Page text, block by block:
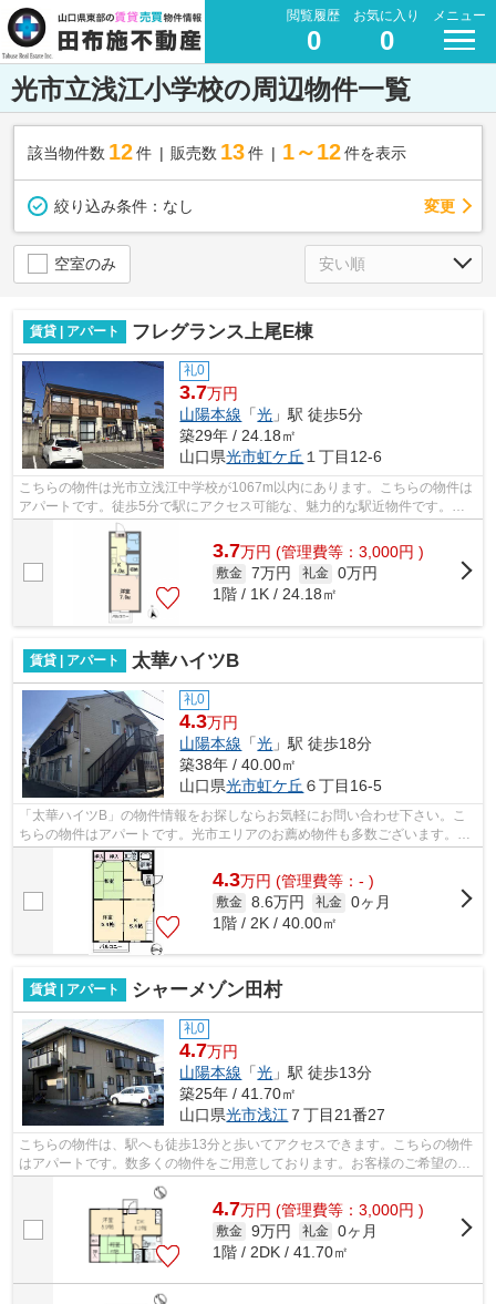
閲覧履歴
0
お気に入り
0
メニュー
光市立浅江小学校の周辺物件一覧
該当物件数 12件 販売数 13 件 1～12 件を表示
絞り込み条件： なし 変更
空室のみ
賃貸 | アパート フレグランス上尾E棟
礼0
3.7万円
山陽本線 「光 」駅 徒歩5分
築29年 / 24.18㎡
山口県光市虹ケ丘 １丁目12-6
こちらの物件は光市立浅江中学校が1067m以内にあります。こちらの物件は
アパートです。徒歩5分で駅にアクセス可能な、魅力的な駅近物件です。敷
地内にゴミ置き場を備えているので敷地...
3.7万円 (管理費等：3,000円 )
敷金 7万円 礼金 0万円
1階 / 1K / 24.18㎡
賃貸 | アパート 太華ハイツB
礼0
4.3万円
山陽本線 「光 」駅 徒歩18分
築38年 / 40.00㎡
山口県光市虹ケ丘 ６丁目16-5
「太華ハイツB」の物件情報をお探しならお気軽にお問い合わせ下さい。こ
ちらの物件はアパートです。光市エリアのお薦め物件も多数ございます。山
陽本線光周辺のおすすめ物件情報も豊富...
4.3万円 (管理費等：- )
敷金 8.6万円 礼金 0ヶ月
1階 / 2K / 40.00㎡
賃貸 | アパート シャーメゾン田村
礼0
4.7万円
山陽本線 「光 」駅 徒歩13分
築25年 / 41.70㎡
山口県光市浅江 ７丁目21番27
こちらの物件は、駅へも徒歩13分と歩いてアクセスできます。こちらの物件
はアパートです。数多くの物件をご用意しております。お客様のご希望の物
件をお選び下さい。スタッフ一同、ご...
4.7万円 (管理費等：3,000円 )
敷金 9万円 礼金 0ヶ月
1階 / 2DK / 41.70㎡